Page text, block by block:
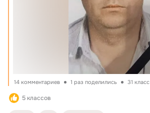
14 комментариев 1 раз поделились 31 класс
5 классов